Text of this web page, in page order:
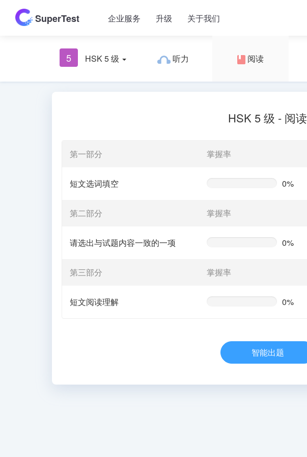
SuperTest 企业服务 升级 关于我们
5 HSK 5 级 听力 阅读
HSK 5 级 - 阅读
第一部分 掌握率
短文选词填空 0%
第二部分 掌握率
请选出与试题内容一致的一项 0%
第三部分 掌握率
短文阅读理解 0%
智能出题